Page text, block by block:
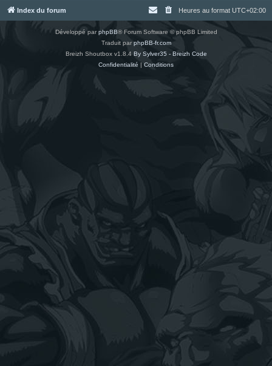
r
Index du forum Heures au format UTC+02:00
Développé parphpBB® Forum Software © phpBB Limited
Traduit parphpBB-fr.com
Breizh Shoutbox v1.8.4 By Sylver35 - Breizh Code
Confidentialité | Conditions